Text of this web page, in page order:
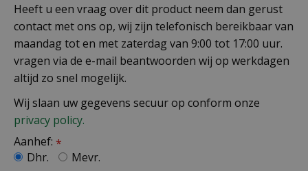
Heeft u een vraag over dit product neem dan gerust
contact met ons op, wij zijn telefonisch bereikbaar van
maandag tot en met zaterdag van 9:00 tot 17:00 uur.
vragen via de e-mail beantwoorden wij op werkdagen
altijd zo snel mogelijk.
Wij slaan uw gegevens secuur op conform onze
privacy policy.
Aanhef: *
Dhr.
Mevr.